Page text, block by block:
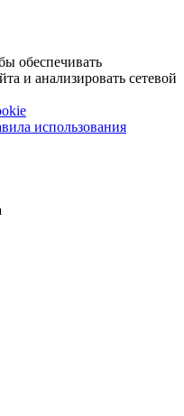
обеспечивать
и анализировать сетевой
использования